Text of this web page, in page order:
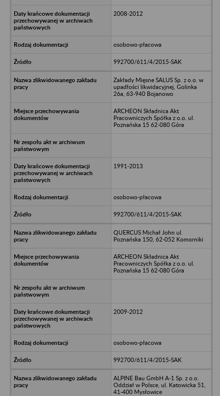
2008-2012
osobowo-płacowa
992700/611/4/2015-SAK
Zakłady Mięsne SALUS Sp. z o.o. w
upadłości likwidacyjnej, Golinka
26a, 63-940 Bojanowo
ARCHEON Składnica Akt
Pracowniczych Spółka z o.o. ul.
Poznańska 15 62-080 Góra
1991-2013
osobowo-płacowa
992700/611/4/2015-SAK
QUERCUS Michał John ul.
Poznańska 150, 62-052 Komorniki
ARCHEON Składnica Akt
Pracowniczych Spółka z o.o. ul.
Poznańska 15 62-080 Góra
2009-2012
osobowo-płacowa
992700/611/4/2015-SAK
ALPINE Bau GmbH A-1 Sp. z o.o.
Oddział w Polsce, ul. Katowicka 51,
41-400 Mysłowice